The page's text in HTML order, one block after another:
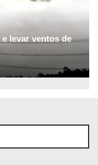
levar ventos de